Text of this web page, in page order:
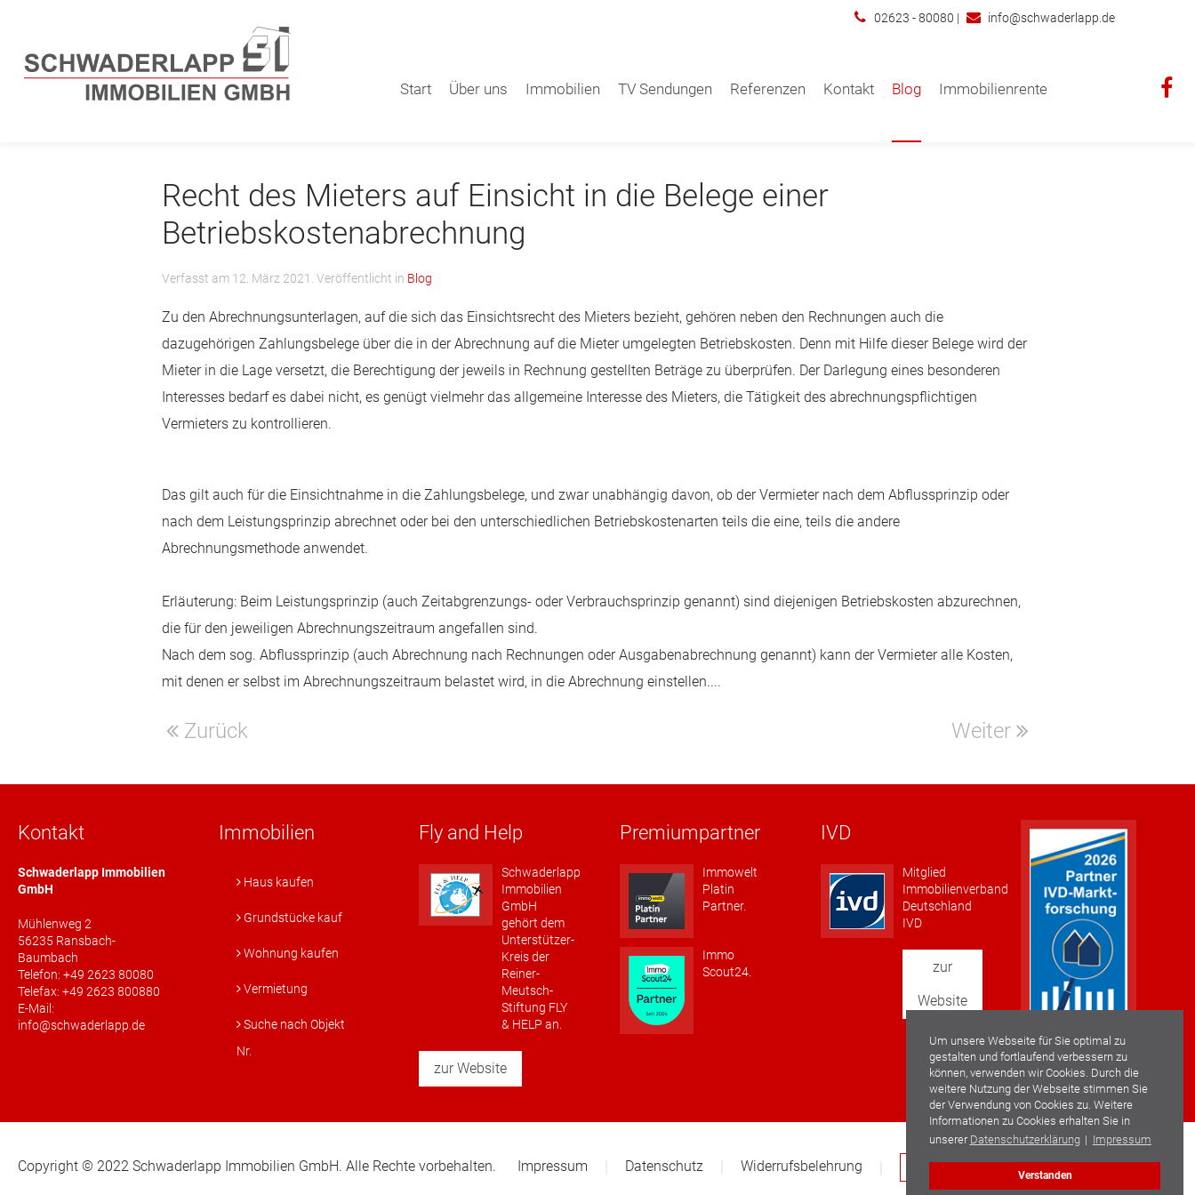
Um unsere Webseite für Sie optimal zu
gestalten und fortlaufend verbessern zu
können, verwenden wir Cookies. Durch die
weitere Nutzung der Webseite stimmen Sie
der Verwendung von Cookies zu. Weitere
Informationen zu Cookies erhalten Sie in
unserer Datenschutzerklärung | Impressum
Verstanden
02623 - 80080 | info@schwaderlapp.de
Start Über uns Immobilien TV Sendungen Referenzen Kontakt Blog Immobilienrente
Recht des Mieters auf Einsicht in die Belege einer
Betriebskostenabrechnung
Verfasst am 12. März 2021 . Veröffentlicht in Blog
Zu den Abrechnungsunterlagen, auf die sich das Einsichtsrecht des Mieters bezieht, gehören neben den Rechnungen auch die
dazugehörigen Zahlungsbelege über die in der Abrechnung auf die Mieter umgelegten Betriebskosten. Denn mit Hilfe dieser Belege wird der
Mieter in die Lage versetzt, die Berechtigung der jeweils in Rechnung gestellten Beträge zu überprüfen. Der Darlegung eines besonderen
Interesses bedarf es dabei nicht, es genügt vielmehr das allgemeine Interesse des Mieters, die Tätigkeit des abrechnungspflichtigen
Vermieters zu kontrollieren.
Das gilt auch für die Einsichtnahme in die Zahlungsbelege, und zwar unabhängig davon, ob der Vermieter nach dem Abflussprinzip oder
nach dem Leistungsprinzip abrechnet oder bei den unterschiedlichen Betriebskostenarten teils die eine, teils die andere
Abrechnungsmethode anwendet.
Erläuterung: Beim Leistungsprinzip (auch Zeitabgrenzungs- oder Verbrauchsprinzip genannt) sind diejenigen Betriebskosten abzurechnen,
die für den jeweiligen Abrechnungszeitraum angefallen sind.
Nach dem sog. Abflussprinzip (auch Abrechnung nach Rechnungen oder Ausgabenabrechnung genannt) kann der Vermieter alle Kosten,
mit denen er selbst im Abrechnungszeitraum belastet wird, in die Abrechnung einstellen....
Zurück Weiter
Kontakt
Schwaderlapp Immobilien
GmbH
Mühlenweg 2
56235 Ransbach-
Baumbach
Telefon: +49 2623 80080
Telefax: +49 2623 800880
E-Mail:
info@schwaderlapp.de
Immobilien
Haus kaufen
Grundstücke kauf
Wohnung kaufen
Vermietung
Suche nach Objekt
Nr.
Fly and Help
Schwaderlapp
Immobilien
GmbH
gehört dem
Unterstützer-
Kreis der
Reiner-
Meutsch-
Stiftung FLY
& HELP an.
zur Website
Premiumpartner
Immowelt
Platin
Partner.
Immo
Scout24.
IVD
Mitglied
Immobilienverband
Deutschland
IVD
zur
Website
Copyright © 2022 Schwaderlapp Immobilien GmbH. Alle Rechte vorbehalten. Impressum Datenschutz Widerrufsbelehrung Vertrag widerrufen